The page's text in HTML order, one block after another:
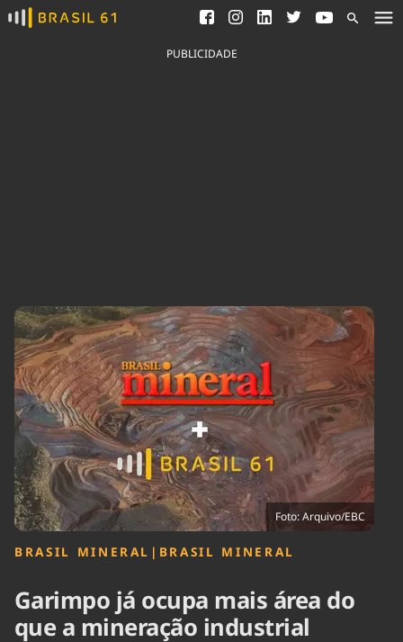
Ver todas as notícias
Saneamento
Indicadores
Agronegócios
Brasil
Brasil Mineral
Ciência &
Tecnologia
Cinema
Comportamento
Cultura
Economia
Educação
Infraestrutura
Internacional
Meio Ambiente
Podcast
Política
Saúde
Tempo
PUBLICIDADE
Foto: Arquivo/EBC
BRASIL MINERAL | BRASIL MINERAL
Garimpo já ocupa mais área do
que a mineração industrial